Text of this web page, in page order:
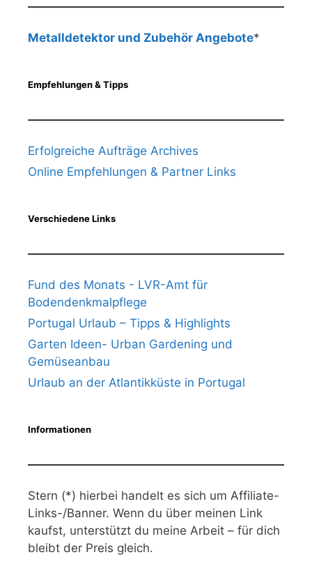
Metalldetektor und Zubehör Angebote*
Empfehlungen & Tipps
Erfolgreiche Aufträge Archives
Online Empfehlungen & Partner Links
Verschiedene Links
Fund des Monats - LVR-Amt für
Bodendenkmalpflege
Portugal Urlaub – Tipps & Highlights
Garten Ideen- Urban Gardening und
Gemüseanbau
Urlaub an der Atlantikküste in Portugal
Informationen
Stern (*) hierbei handelt es sich um Affiliate-
Links-/Banner. Wenn du über meinen Link
kaufst, unterstützt du meine Arbeit – für dich
bleibt der Preis gleich.